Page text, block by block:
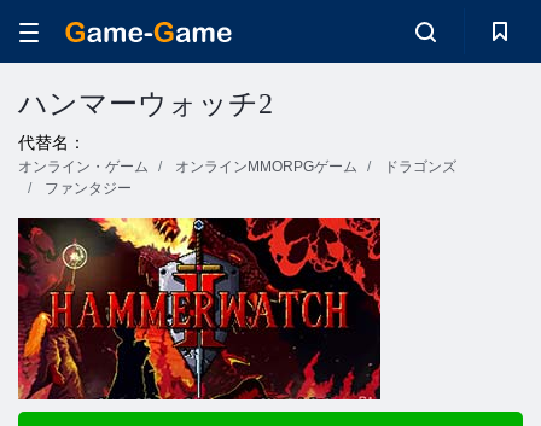
ハンマーウォッチ2
代替名：
オンライン・ゲーム オンラインMMORPGゲーム
ドラゴンズ
ファンタジー